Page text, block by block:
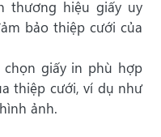
thương hiệu giấy uy
bảo thiệp cưới của
chọn giấy in phù hợp
thiệp cưới, ví dụ như
ảnh.